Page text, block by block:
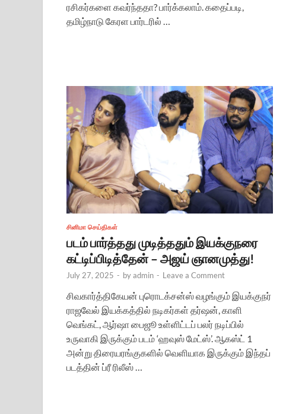
ரசிகர்களை கவர்ந்ததா? பார்க்கலாம். கதைப்படி,
தமிழ்நாடு கேரள பார்டரில் …
சினிமா செய்திகள்
படம் பார்த்தது முடித்ததும் இயக்குநரை
கட்டிப்பிடித்தேன் – அஜய் ஞானமுத்து!
July 27, 2025 - byadmin - Leave a Comment
சிவகார்த்திகேயன் புரொடக்சன்ஸ் வழங்கும் இயக்குநர்
ராஜவேல் இயக்கத்தில் நடிகர்கள் தர்ஷன், காளி
வெங்கட், ஆர்ஷா பைஜூ உள்ளிட்டப் பலர் நடிப்பில்
உருவாகி இருக்கும் படம் ‘ஹவுஸ் மேட்ஸ்’. ஆகஸ்ட் 1
அன்று திரையரங்குகளில் வெளியாக இருக்கும் இந்தப்
படத்தின் ப்ரீ ரிலீஸ் …